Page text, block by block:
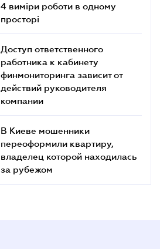
4 виміри роботи в одному
просторі
Доступ ответственного
работника к кабинету
финмониторинга зависит от
действий руководителя
компании
В Киеве мошенники
переоформили квартиру,
владелец которой находилась
за рубежом